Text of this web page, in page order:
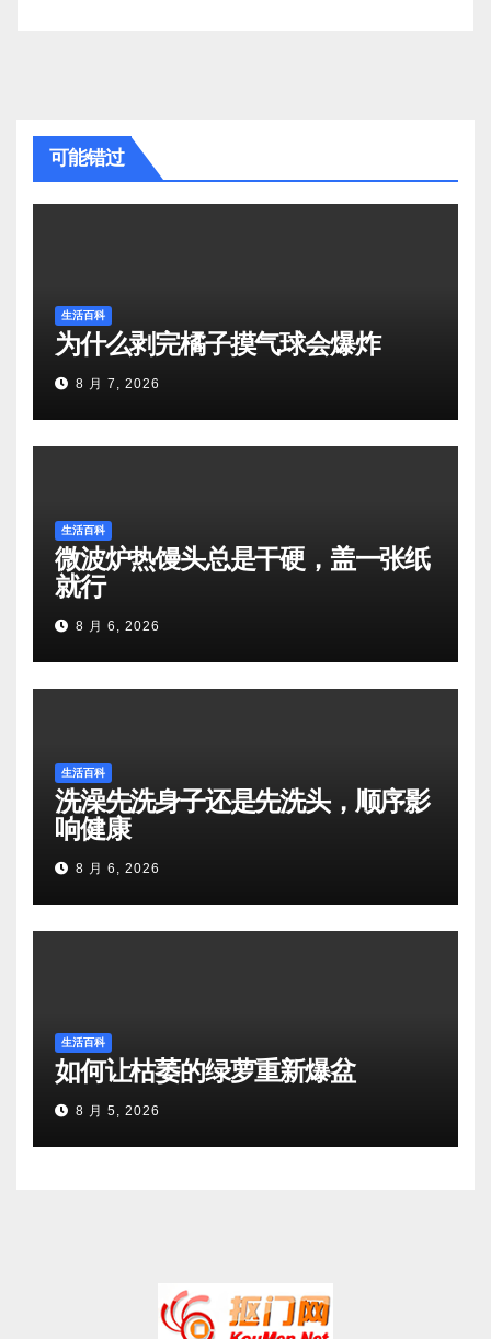
可能错过
生活百科
为什么剥完橘子摸气球会爆炸
8 月 7, 2026
生活百科
微波炉热馒头总是干硬，盖一张纸
就行
8 月 6, 2026
生活百科
洗澡先洗身子还是先洗头，顺序影
响健康
8 月 6, 2026
生活百科
如何让枯萎的绿萝重新爆盆
8 月 5, 2026